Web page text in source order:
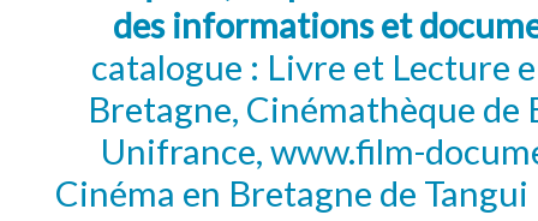
des informations et
catalogue : Livre et Lecture
Bretagne, Cinémathèque de
Unifrance, www.film-
Cinéma en Bretagne de